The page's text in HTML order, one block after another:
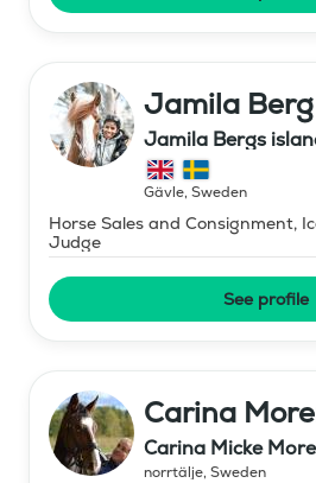
Jamila Berg
Jamila Bergs
Gävle, Sweden
Horse Sales and Consignment,
Judge
See profile
Carina
Carina Micke
norrtälje, Sweden